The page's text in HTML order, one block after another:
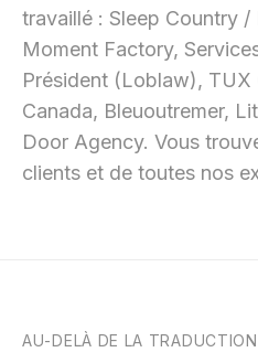
travaillé : Sleep Country
Moment Factory,
Président (Loblaw),
Canada, Bleuoutremer,
Door Agency. Vous
clients et de toutes nos
AU-DELÀ DE LA TRADUCTION